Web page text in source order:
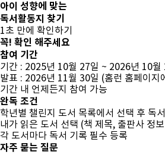
아이 성향에 맞는
독서활동지 찾기
1초 만에 확인하기
꼭! 확인 해주세요
참여 기간
기간 : 2025년 10월 27일 ~ 2026년 10월
발표 : 2026년 11월 30일 (홈런 홈페이지
기간 내 언제든지 참여 가능
완독 조건
학년별 챌린지 도서 목록에서 선택 후 독
내가 읽은 도서 선택 (책 제목, 출판사 정
각 도서마다 독서 기록 필수 등록
자주 묻는 질문